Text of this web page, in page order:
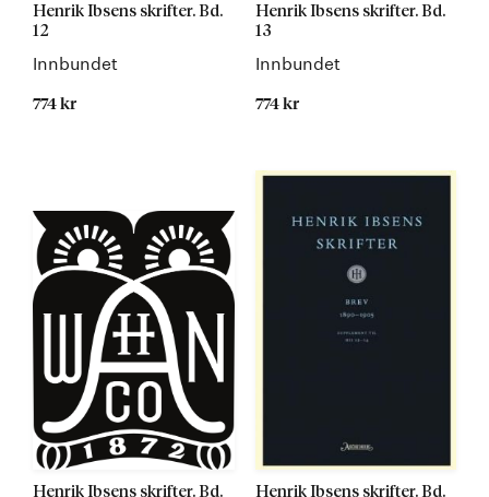
Henrik Ibsens skrifter. Bd.
12
Innbundet
774 kr
Henrik Ibsens skrifter. Bd.
13
Innbundet
774 kr
Henrik Ibsens skrifter. Bd. Henrik Ibsens skrifter. Bd.